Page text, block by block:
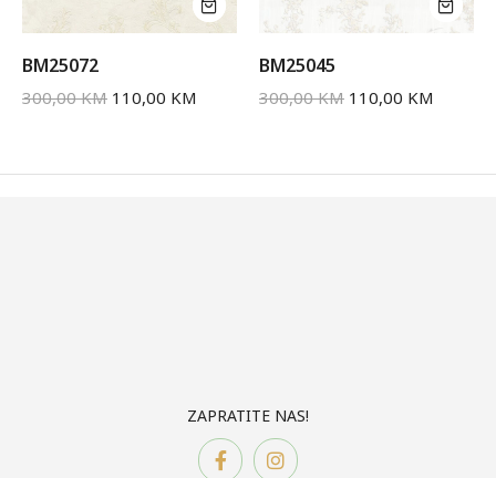
BM25072
300,00KM 110,00 KM
BM25045
300,00KM 110,00 KM
ZAPRATITE NAS!